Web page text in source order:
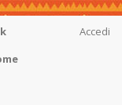
Accedi